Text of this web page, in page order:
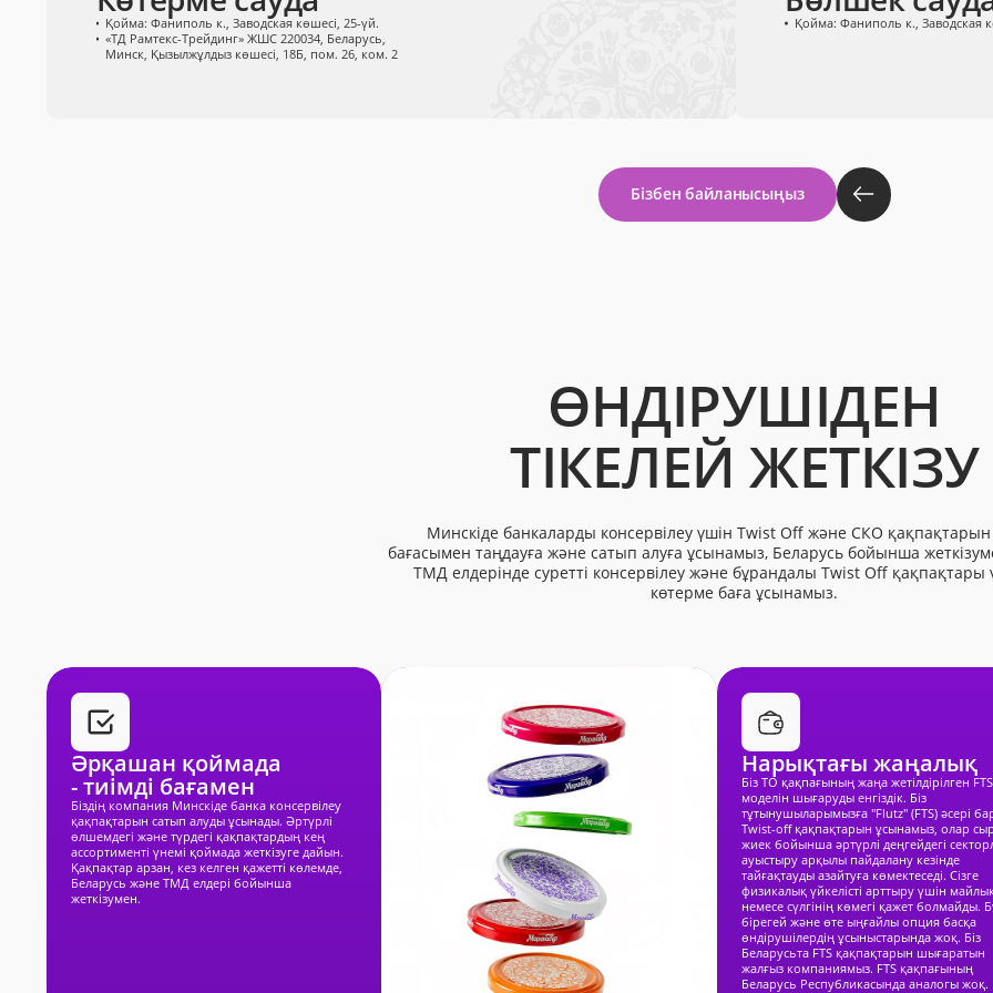
Қойма: Фаниполь к., Заводская көшесі, 25-үй.
«ТД Рамтекс-Трейдинг» ЖШС 220034, Беларусь,
Минск, Қызылжұлдыз көшесі, 18Б, пом. 26, ком. 2
Қойма: Фаниполь к., Заводская
Бізбен байланысыңыз
ӨНДІРУШІДЕН
ТІКЕЛЕЙ ЖЕТКІЗУ
Минскіде банкаларды консервілеу үшін Twist Off және СКО қақпақтарын
бағасымен таңдауға және сатып алуға ұсынамыз, Беларусь бойынша
ТМД елдерінде суретті консервілеу және бұрандалы Twist Off қақпақтары
көтерме баға ұсынамыз.
Әрқашан қоймада
- тиімді бағамен
Біздің компания Минскіде банка консервілеу
қақпақтарын сатып алуды ұсынады. Әртүрлі
өлшемдегі және түрдегі қақпақтардың кең
ассортименті үнемі қоймада жеткізуге дайын.
Қақпақтар арзан, кез келген қажетті көлемде,
Беларусь және ТМД елдері бойынша
жеткізумен.
Нарықтағы жаңалық
Біз TO қақпағының жаңа жетілдірілген FTS
моделін шығаруды енгіздік. Біз
тұтынушыларымызға "Flutz" (FTS) әсері
Twist-off қақпақтарын ұсынамыз, олар
жиек бойынша әртүрлі деңгейдегі
ауыстыру арқылы пайдалану кезінде
тайғақтауды азайтуға көмектеседі. Сізге
физикалық үйкелісті арттыру үшін
немесе сүлгінің көмегі қажет болмайды.
бірегей және өте ыңғайлы опция басқа
өндірушілердің ұсыныстарында жоқ. Біз
Беларусьта FTS қақпақтарын шығаратын
жалғыз компаниямыз. FTS қақпағының
Беларусь Республикасында аналогы жоқ.